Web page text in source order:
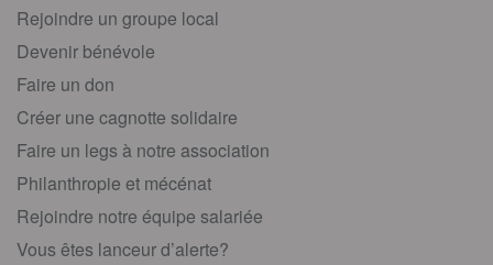
Rejoindre un groupe local
Devenir bénévole
Faire un don
Créer une cagnotte solidaire
Faire un legs à notre association
Philanthropie et mécénat
Rejoindre notre équipe salariée
Vous êtes lanceur d’alerte?